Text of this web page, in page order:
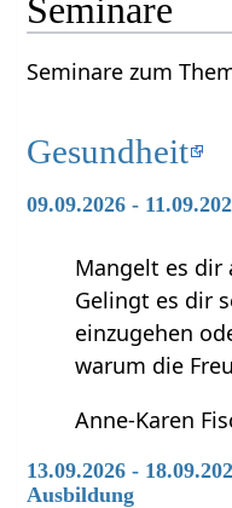
Seminare
Seminare zum
Gesundheit
09.09.2026 -
Mangelt es dir
Gelingt es dir
einzugehen
warum die
Anne-Karen
13.09.2026 -
Ausbildung